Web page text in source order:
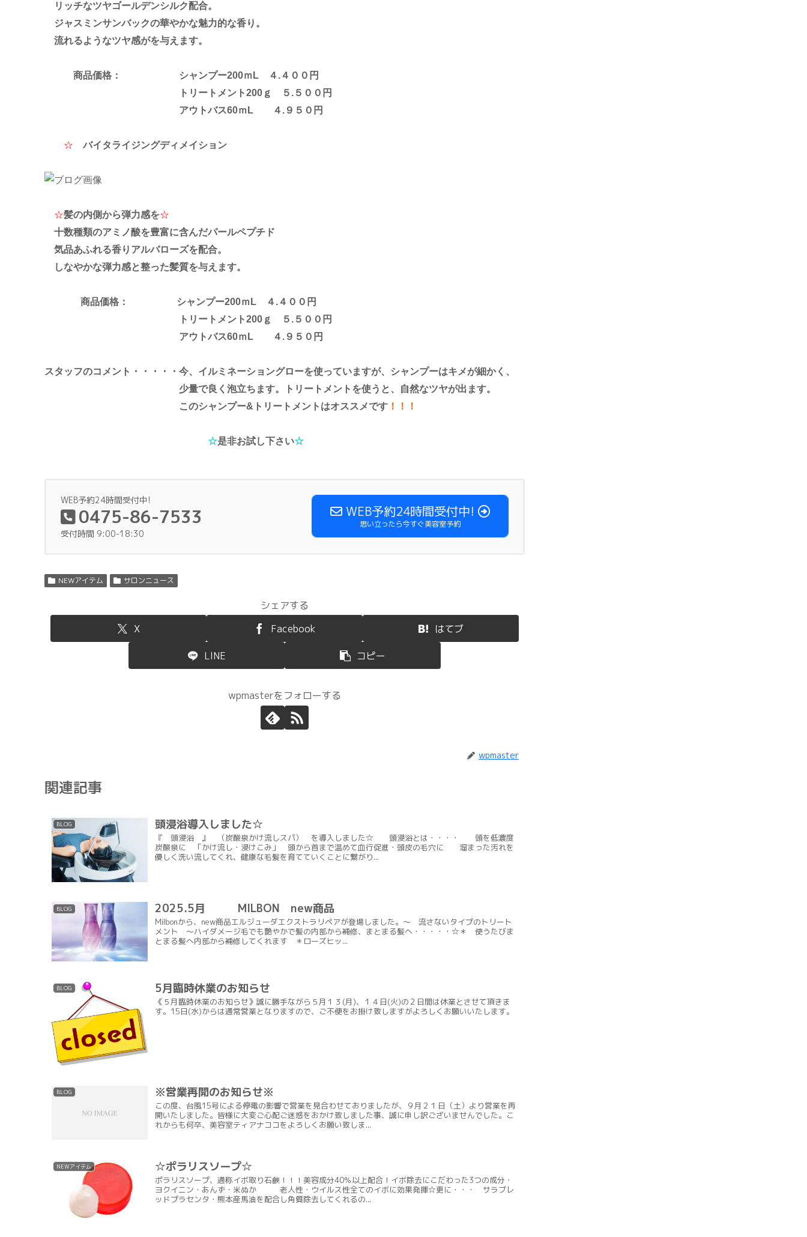
リッチなツヤゴールデンシルク配合。
ジャスミンサンバックの華やかな魅力的な香り。
流れるようなツヤ感がを与えます。
商品価格： シャンプー200ｍL ４.４００円
トリートメント200ｇ ５.５００円
アウトバス60ｍL ４.９５０円
☆ バイタライジングディメイション
☆髪の内側から弾力感を☆
十数種類のアミノ酸を豊富に含んだパールペプチド
気品あふれる香りアルバローズを配合。
しなやかな弾力感と整った髪質を与えます。
商品価格： シャンプー200ｍL ４.４００円
トリートメント200ｇ ５.５００円
アウトバス60ｍL ４.９５０円
スタッフのコメント・・・・・今、イルミネーショングローを使っていますが、シャンプーはキメが細かく、
少量で良く泡立ちます。トリートメントを使うと、自然なツヤが出ます。
このシャンプー&トリートメントはオススメです ！！！
☆是非お試し下さい☆
WEB予約24時間受付中!
0475-86-7533
受付時間 9:00-18:30
WEB予約24時間受付中!
思い立ったら今すぐ美容室予約
NEWアイテム サロンニュース
シェアする
X
Facebook はてブ
LINE コピー
wpmasterをフォローする
wpmaster
関連記事
BLOG 頭浸浴導入しました☆
『 頭浸浴 』 （炭酸泉かけ流しスパ） を導入しました☆ 頭浸浴とは・・・・ 頭を低濃度
炭酸泉に 「かけ流し・浸けこみ」 頭から首まで温めて血行促進・頭皮の毛穴に 溜まった汚れを
優しく洗い流してくれ、健康な毛髪を育てていくことに繋がり...
BLOG 2025.5月 MILBON new商品
Milbonから、new商品エルジューダエクストラリペアが登場しました。～ 流さないタイプのトリート
メント ～ハイダメージ毛でも艶やかで髪の内部から補修、まとまる髪へ・・・・・☆＊ 使うたびま
とまる髪へ内部から補修してくれます ＊ローズヒッ...
BLOG 5月臨時休業のお知らせ
《５月臨時休業のお知らせ》誠に勝手ながら５月１３(月)、１４日(火)の２日間は休業とさせて頂きま
す。15日(水)からは通常営業となりますので、ご不便をお掛け致しますがよろしくお願いいたします。
BLOG ※営業再開のお知らせ※
この度、台風15号による停電の影響で営業を見合わせておりましたが、９月２１日（土）より営業を再
開いたしました。皆様に大変ご心配ご迷惑をおかけ致しました事、誠に申し訳ございませんでした。こ
れからも何卒、美容室ティアナココをよろしくお願い致しま...
NEWアイテム ☆ポラリスソープ☆
ポラリスソープ、通称イボ取り石鹸！！！美容成分40％以上配合！イボ除去にこだわった3つの成分・
ヨクイニン・あんず・米ぬか 老人性・ウイルス性全てのイボに効果発揮☆更に・・・ サラブレ
ッドプラセンタ・熊本産馬油を配合し角質除去してくれるの...